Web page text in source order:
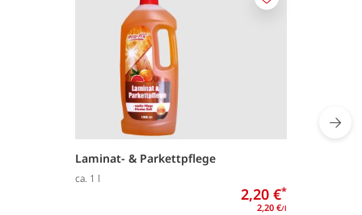
Laminat- & Parkettpflege
ca. 1 l
2,20 €*
2,20 €/l
Merken